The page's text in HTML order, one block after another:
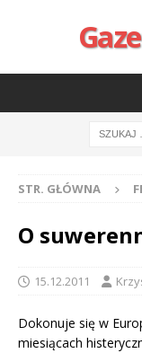
STR. GŁÓWNA
O
15.12.2011
Dokonuje się w
miesiącach